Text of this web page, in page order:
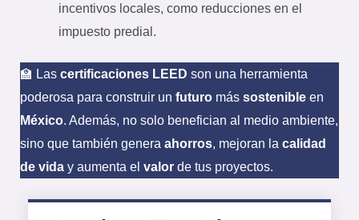
incentivos locales, como reducciones en el
impuesto predial.
🏫 Las certificaciones LEED son una herramienta
poderosa para construir un futuro más sostenible en
México. Además, no solo benefician al medio ambiente,
sino que también genera ahorros, mejoran la calidad
de vida y aumenta el valor de tus proyectos.